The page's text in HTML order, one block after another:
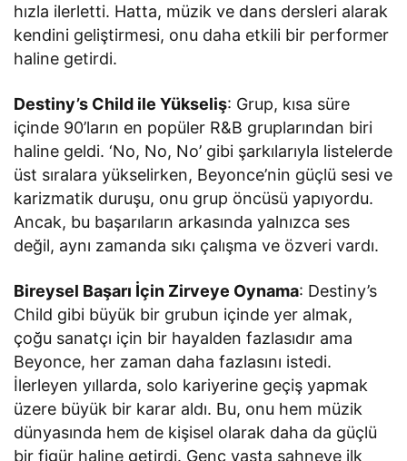
hızla ilerletti. Hatta, müzik ve dans dersleri alarak
kendini geliştirmesi, onu daha etkili bir performer
haline getirdi.
Destiny’s Child ile Yükseliş: Grup, kısa süre
içinde 90’ların en popüler R&B gruplarından biri
haline geldi. ‘No, No, No’ gibi şarkılarıyla listelerde
üst sıralara yükselirken, Beyonce’nin güçlü sesi ve
karizmatik duruşu, onu grup öncüsü yapıyordu.
Ancak, bu başarıların arkasında yalnızca ses
değil, aynı zamanda sıkı çalışma ve özveri vardı.
Bireysel Başarı İçin Zirveye Oynama: Destiny’s
Child gibi büyük bir grubun içinde yer almak,
çoğu sanatçı için bir hayalden fazlasıdır ama
Beyonce, her zaman daha fazlasını istedi.
İlerleyen yıllarda, solo kariyerine geçiş yapmak
üzere büyük bir karar aldı. Bu, onu hem müzik
dünyasında hem de kişisel olarak daha da güçlü
bir figür haline getirdi. Genç yaşta sahneye ilk